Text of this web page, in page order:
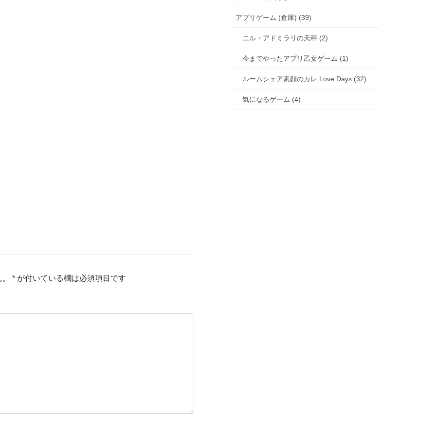
* が付いている欄は必須項目です
アプリゲーム (倉庫) (39)
ニル・アドミラリの天秤 (2)
今までやったアプリ乙女ゲーム (1)
ルームシェア素顔のカレ Love Days (32)
気になるゲーム (4)